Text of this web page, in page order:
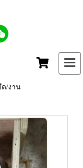
ด/งาน